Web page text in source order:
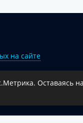
на сайте
Оставаясь